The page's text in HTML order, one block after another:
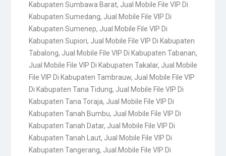
Kabupaten Sumbawa Barat, Jual Mobile File VIP Di
Kabupaten Sumedang, Jual Mobile File VIP Di
Kabupaten Sumenep, Jual Mobile File VIP Di
Kabupaten Supiori, Jual Mobile File VIP Di Kabupaten
Tabalong, Jual Mobile File VIP Di Kabupaten Tabanan,
Jual Mobile File VIP Di Kabupaten Takalar, Jual Mobile
File VIP Di Kabupaten Tambrauw, Jual Mobile File VIP
Di Kabupaten Tana Tidung, Jual Mobile File VIP Di
Kabupaten Tana Toraja, Jual Mobile File VIP Di
Kabupaten Tanah Bumbu, Jual Mobile File VIP Di
Kabupaten Tanah Datar, Jual Mobile File VIP Di
Kabupaten Tanah Laut, Jual Mobile File VIP Di
Kabupaten Tangerang, Jual Mobile File VIP Di